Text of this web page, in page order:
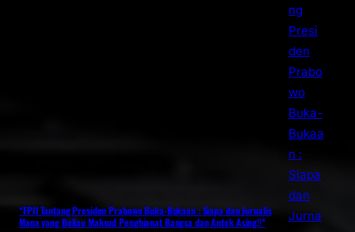
*FPII Tantang Presiden Prabowo Buka-Bukaan : Siapa dan Jurnalis
Mana yang Beliau Maksud Penghianat Bangsa dan Antek Asing!!*